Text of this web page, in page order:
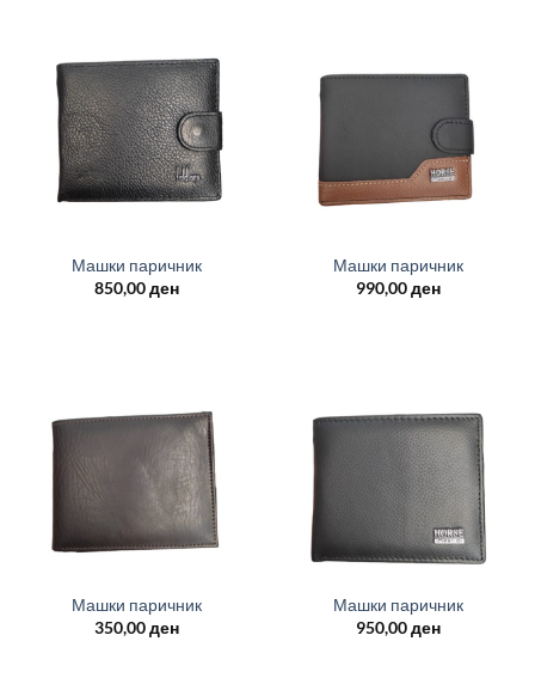
Машки паричник
850,00ден
Машки паричник
990,00ден
Машки паричник
350,00ден
Машки паричник
950,00ден